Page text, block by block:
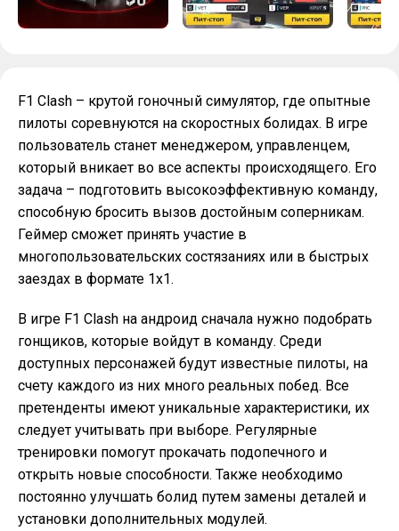
F1 Clash – крутой гоночный симулятор, где опытные
пилоты соревнуются на скоростных болидах. В игре
пользователь станет менеджером, управленцем,
который вникает во все аспекты происходящего. Его
задача – подготовить высокоэффективную команду,
способную бросить вызов достойным соперникам.
Геймер сможет принять участие в
многопользовательских состязаниях или в быстрых
заездах в формате 1х1.
В игре F1 Clash на андроид сначала нужно подобрать
гонщиков, которые войдут в команду. Среди
доступных персонажей будут известные пилоты, на
счету каждого из них много реальных побед. Все
претенденты имеют уникальные характеристики, их
следует учитывать при выборе. Регулярные
тренировки помогут прокачать подопечного и
открыть новые способности. Также необходимо
постоянно улучшать болид путем замены деталей и
установки дополнительных модулей.